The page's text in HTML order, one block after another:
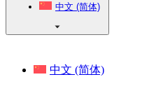
中文 (简体)
中文 (简体)